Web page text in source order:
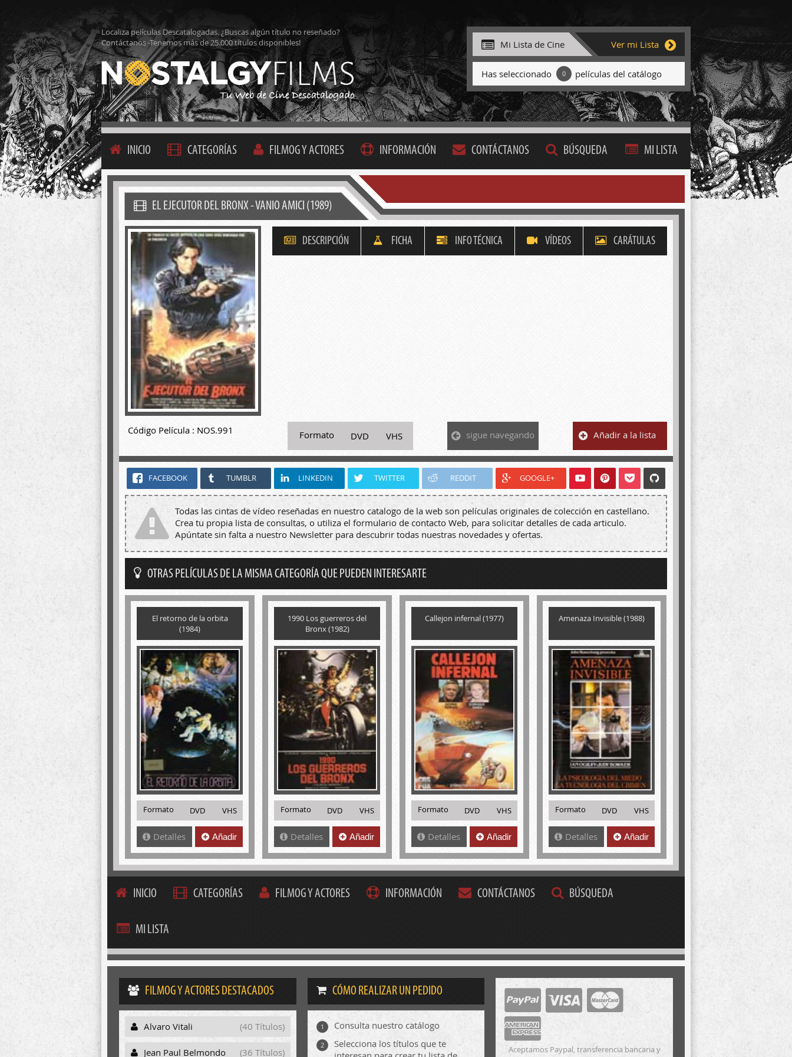
Localiza películas Descatalogadas. ¿Buscas algún título no reseñado?
Contáctanos -Tenemos más de 25.000 títulos disponibles!
Mi Lista de Cine Ver mi Lista
Has seleccionado 0 películas del catálogo
INICIO CATEGORÍAS FILMOG Y ACTORES INFORMACIÓN CONTÁCTANOS BÚSQUEDA MI LISTA
EL EJECUTOR DEL BRONX - VANIO AMICI (1989)
DESCRIPCIÓN FICHA INFO TÉCNICA VÍDEOS CARÁTULAS
Código Película : NOS.991 Formato DVD VHS sigue navegando Añadir a la lista
FACEBOOK TUMBLR LINKEDIN TWITTER REDDIT GOOGLE+
Todas las cintas de vídeo reseñadas en nuestro catalogo de la web son películas originales de colección en castellano.
Crea tu propia lista de consultas, o utiliza el formulario de contacto Web, para solicitar detalles de cada articulo.
Apúntate sin falta a nuestro Newsletter para descubrir todas nuestras novedades y ofertas.
OTRAS PELÍCULAS DE LA MISMA CATEGORÍA QUE PUEDEN INTERESARTE
El retorno de la orbita
(1984)
Formato DVD VHS
Detalles Añadir
1990 Los guerreros del
Bronx (1982)
Formato DVD VHS
Detalles Añadir
Callejon infernal (1977)
Formato DVD VHS
Detalles Añadir
Amenaza Invisible (1988)
Formato DVD VHS
Detalles Añadir
INICIO CATEGORÍAS FILMOG Y ACTORES INFORMACIÓN CONTÁCTANOS BÚSQUEDA
MI LISTA
FILMOG Y ACTORES DESTACADOS
Alvaro Vitali (40 Títulos)
Jean Paul Belmondo (36 Títulos)
CÓMO REALIZAR UN PEDIDO
1 Consulta nuestro catálogo
2
Selecciona los títulos que te
Aceptamos Paypal, transferencia bancaria y